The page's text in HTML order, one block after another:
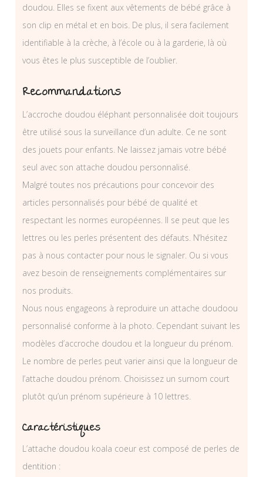
doudou. Elles se fixent aux vêtements de bébé grâce à
son clip en métal et en bois. De plus, il sera facilement
identifiable à la crèche, à l’école ou à la garderie, là où
vous êtes le plus susceptible de l’oublier.
Recommandations
L’accroche doudou éléphant personnalisée doit toujours
être utilisé sous la surveillance d’un adulte. Ce ne sont
des jouets pour enfants. Ne laissez jamais votre bébé
seul avec son attache doudou personnalisé.
Malgré toutes nos précautions pour concevoir des
articles personnalisés pour bébé de qualité et
respectant les normes européennes. Il se peut que les
lettres ou les perles présentent des défauts. N’hésitez
pas à nous contacter pour nous le signaler. Ou si vous
avez besoin de renseignements complémentaires sur
nos produits.
Nous nous engageons à reproduire un attache doudoou
personnalisé conforme à la photo. Cependant suivant les
modèles d’accroche doudou et la longueur du prénom.
Le nombre de perles peut varier ainsi que la longueur de
l’attache doudou prénom. Choisissez un surnom court
plutôt qu’un prénom supérieure à 10 lettres.
Caractéristiques
L’attache doudou koala coeur est composé de perles de
dentition :